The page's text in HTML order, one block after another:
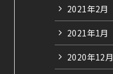
2021年2月
2021年1月
2020年12月